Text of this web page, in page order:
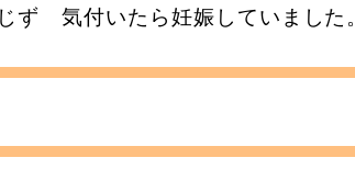
ず 気付いたら妊娠していました。